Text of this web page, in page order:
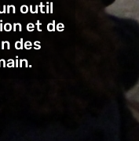
outil
et de
des